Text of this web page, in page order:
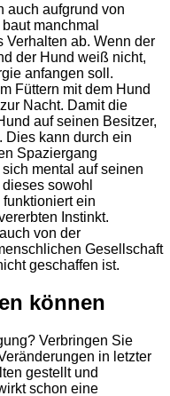
auch aufgrund von
manchmal
Verhalten ab. Wenn der
der Hund weiß nicht,
anfangen soll.
Füttern mit dem Hund
Nacht. Damit die
auf seinen Besitzer,
Dies kann durch ein
Spaziergang
mental auf seinen
sowohl
ein
Instinkt.
von der
Gesellschaft
geschaffen ist.
können
Verbringen Sie
in letzter
gestellt und
schon eine